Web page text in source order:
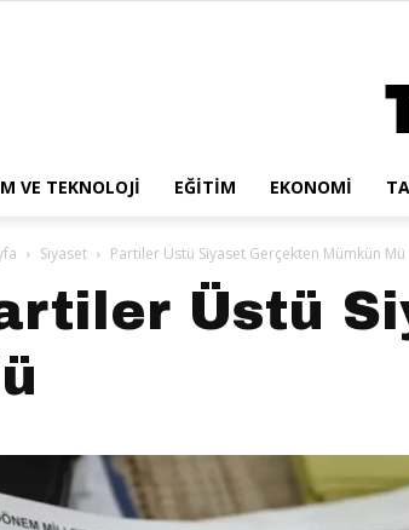
VE TEKNOLOJI EĞITIM EKONOMI
Siyaset Partiler Üstü Siyaset Gerçekten Mümkün Mü
Üstü